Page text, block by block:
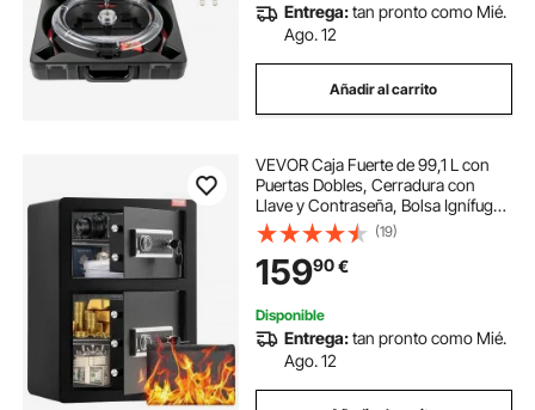
Entrega:tan pronto como Mié.
Ago. 12
Añadir al carrito
VEVOR Caja Fuerte de 99,1 L con
Puertas Dobles, Cerradura con
Llave y Contraseña, Bolsa Ignífuga,
Estante para Llaves, Luz LED y 2
Divisores Ajustables y Extraíbles
para Dinero, Documentos, Negro
(19)
15990€
Disponible
Entrega:tan pronto como Mié.
Ago. 12